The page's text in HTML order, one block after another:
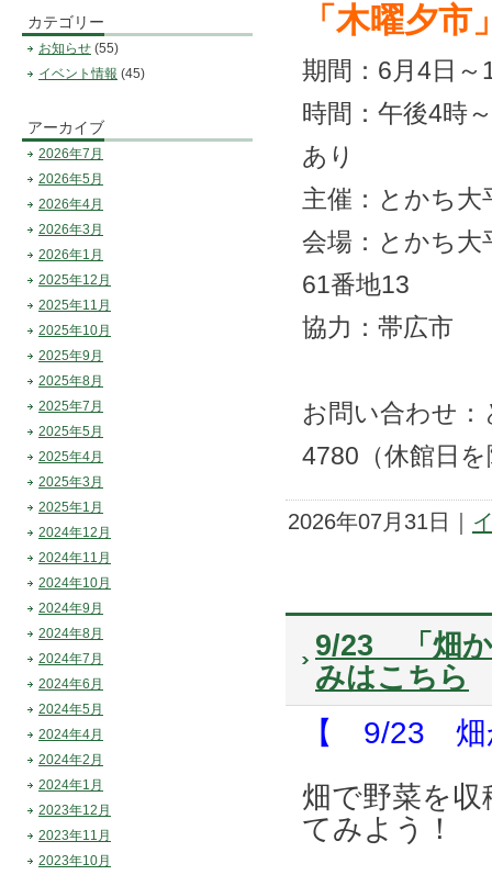
「木曜夕市
期間：6月4日～
時間：午後4時
あり
主催：とかち大
会場：とかち大
61番地13
協力：帯広市
お問い合わせ
4780（休館日
2026年07月31日｜
9/23 「畑か
みはこちら
【 9/23 畑
畑で野菜を
てみよう！
カテゴリー
お知らせ (55)
イベント情報 (45)
アーカイブ
2026年7月
2026年5月
2026年4月
2026年3月
2026年1月
2025年12月
2025年11月
2025年10月
2025年9月
2025年8月
2025年7月
2025年5月
2025年4月
2025年3月
2025年1月
2024年12月
2024年11月
2024年10月
2024年9月
2024年8月
2024年7月
2024年6月
2024年5月
2024年4月
2024年2月
2024年1月
2023年12月
2023年11月
2023年10月